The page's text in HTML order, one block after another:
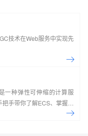
技术在Web服务中实现先
一种弹性可伸缩的计算服
手带你了解ECS、掌握基
管理等。了解产品详